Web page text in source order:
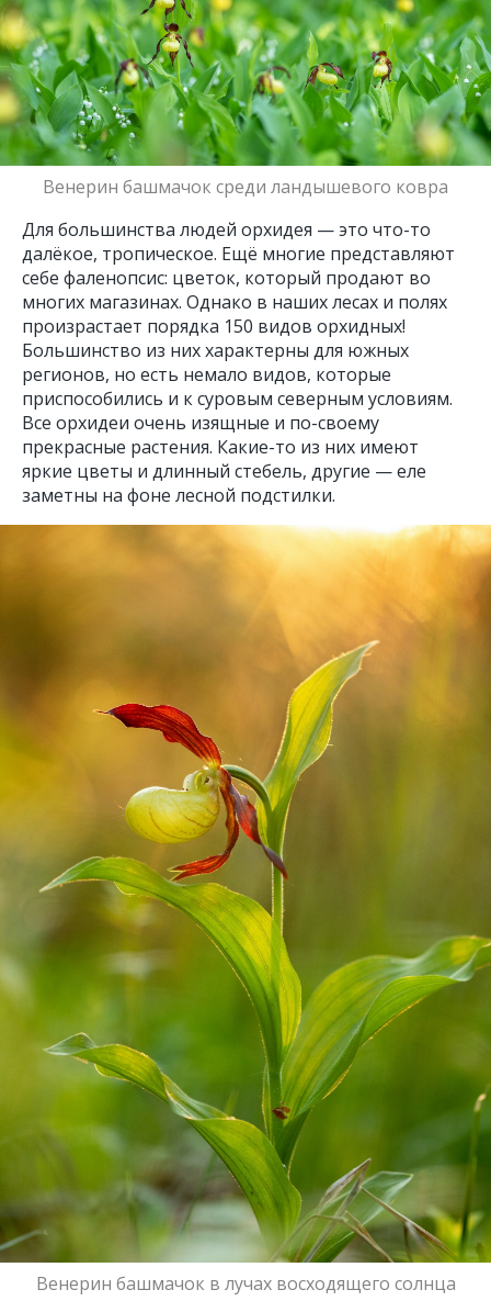
Венерин башмачок среди ландышевого ковра
Для большинства людей орхидея — это что-то
далёкое, тропическое. Ещё многие представляют
себе фаленопсис: цветок, который продают во
многих магазинах. Однако в наших лесах и полях
произрастает порядка 150 видов орхидных!
Большинство из них характерны для южных
регионов, но есть немало видов, которые
приспособились и к суровым северным условиям.
Все орхидеи очень изящные и по-своему
прекрасные растения. Какие-то из них имеют
яркие цветы и длинный стебель, другие — еле
заметны на фоне лесной подстилки.
Венерин башмачок в лучах восходящего солнца